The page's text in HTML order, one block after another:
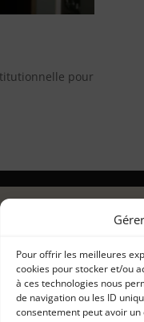
Pour offrir les meilleures
cookies pour stocker et/ou
à ces technologies nous
de navigation ou les ID
consentement peut avoir
pour